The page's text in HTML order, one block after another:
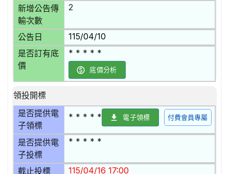
新增公告傳
輸次數
2
公告日 115/04/10
是否訂有底
價
* * * * *
底價分析
領投開標
是否提供電
子領標
* * * * * 電子領標 付費會員專屬
是否提供電
子投標
* * * * *
截止投標 115/04/16 17:00